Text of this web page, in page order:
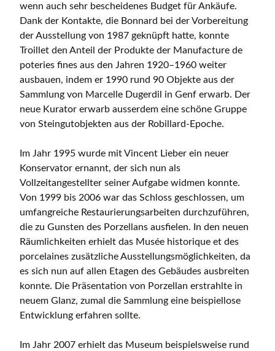
wenn auch sehr bescheidenes Budget für Ankäufe.
Dank der Kontakte, die Bonnard bei der Vorbereitung
der Ausstellung von 1987 geknüpft hatte, konnte
Troillet den Anteil der Produkte der Manufacture de
poteries fines aus den Jahren 1920–1960 weiter
ausbauen, indem er 1990 rund 90 Objekte aus der
Sammlung von Marcelle Dugerdil in Genf erwarb. Der
neue Kurator erwarb ausserdem eine schöne Gruppe
von Steingutobjekten aus der Robillard-Epoche.
Im Jahr 1995 wurde mit Vincent Lieber ein neuer
Konservator ernannt, der sich nun als
Vollzeitangestellter seiner Aufgabe widmen konnte.
Von 1999 bis 2006 war das Schloss geschlossen, um
umfangreiche Restaurierungsarbeiten durchzuführen,
die zu Gunsten des Porzellans ausfielen. In den neuen
Räumlichkeiten erhielt das Musée historique et des
porcelaines zusätzliche Ausstellungsmöglichkeiten, da
es sich nun auf allen Etagen des Gebäudes ausbreiten
konnte. Die Präsentation von Porzellan erstrahlte in
neuem Glanz, zumal die Sammlung eine beispiellose
Entwicklung erfahren sollte.
Im Jahr 2007 erhielt das Museum beispielsweise rund